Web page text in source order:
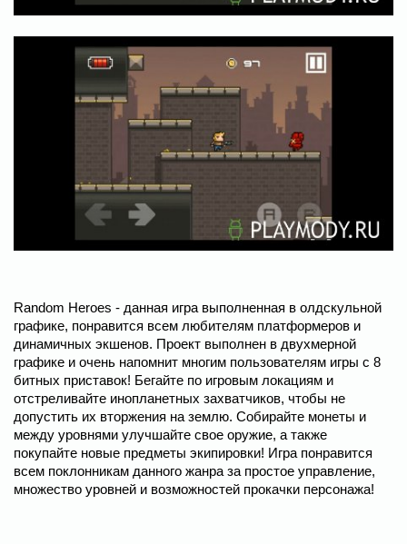
Random Heroes - данная игра выполненная в олдскульной
графике, понравится всем любителям платформеров и
динамичных экшенов. Проект выполнен в двухмерной
графике и очень напомнит многим пользователям игры с 8
битных приставок! Бегайте по игровым локациям и
отстреливайте инопланетных захватчиков, чтобы не
допустить их вторжения на землю. Собирайте монеты и
между уровнями улучшайте свое оружие, а также
покупайте новые предметы экипировки! Игра понравится
всем поклонникам данного жанра за простое управление,
множество уровней и возможностей прокачки персонажа!